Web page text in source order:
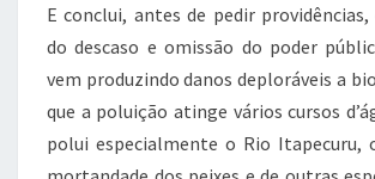
E conclui, antes de pedir
do descaso e omissão do poder
vem produzindo danos deploráveis a
que a poluição atinge vários cursos
polui especialmente o Rio Itapecuru,